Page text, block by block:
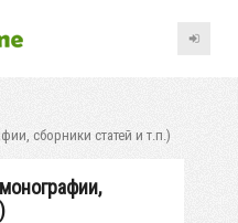
сборники статей и т.п.)